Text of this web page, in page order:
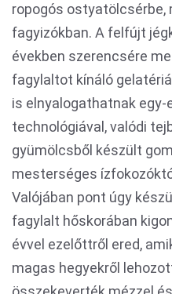
ropogós ostyatölcsérbe,
fagyizókban. A felfújt
években szerencsére
fagylaltot kínáló
is elnyalogathatnak egy-
technológiával, valódi
gyümölcsből készült
mesterséges
Valójában pont úgy
fagylalt hőskorában
évvel ezelőttről ered,
magas hegyekről